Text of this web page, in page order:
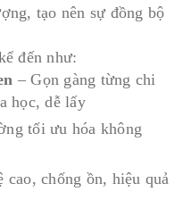
tạo nên sự đồng bộ
đến như:
– Gọn gàng từng chi
học, dễ lấy
tối ưu hóa không
chống ồn, hiệu quả